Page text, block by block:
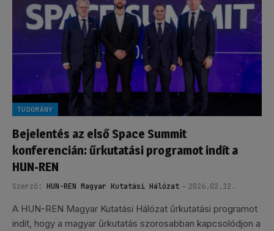
TUDOMÁNY
Bejelentés az első Space Summit
konferencián: űrkutatási programot indít a
HUN-REN
Szerző: HUN-REN Magyar Kutatási Hálózat 2026.02.12.
A HUN-REN Magyar Kutatási Hálózat űrkutatási programot
indít, hogy a magyar űrkutatás szorosabban kapcsolódjon a